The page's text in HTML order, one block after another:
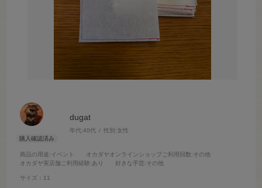
dugat
年代:40代 性別:女性
商品の用途:イベント オカダヤオンラインショップご利用回数:その他
オカダヤ実店舗ご利用経験:あり 好きな手芸:その他
サイズ：11